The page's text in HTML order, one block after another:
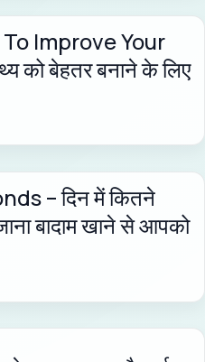
Improve Your
को बेहतर बनाने के लिए
– दिन में कितने
बादाम खाने से आपको